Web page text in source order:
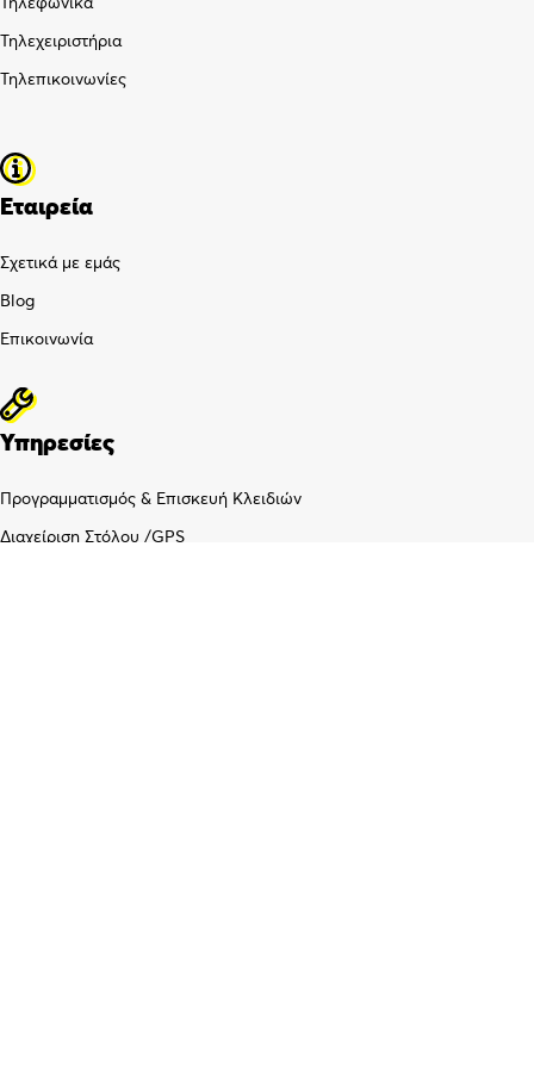
Τηλεχειριστήρια
Τηλεπικοινωνίες
Εταιρεία
Σχετικά με εμάς
Blog
Επικοινωνία
Υπηρεσίες
Προγραμματισμός & Επισκευή Κλειδιών
Διαχείριση Στόλου /GPS